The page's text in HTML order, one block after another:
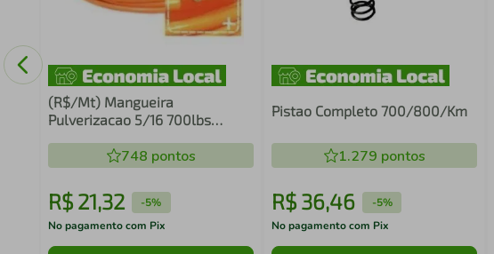
(R$/Mt) Mangueira
Pulverizacao 5/16 700lbs
748 pontos
R$ 21,32 -5%
No pagamento com Pix
Pistao Completo 700/800/Km
1.279 pontos
R$ 36,46 -5%
No pagamento com Pix